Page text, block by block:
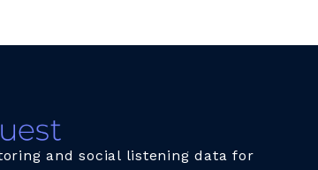
and social listening data for